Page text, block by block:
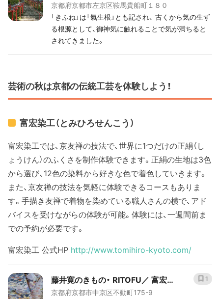
京都府京都市左京区鞍馬貴船町１８０
「きふね」は「氣生根」とも記され、 古くから気の生ず
る根源として、御神気に触れることで気が満ちると
されてきました。
芸術の秋は京都の伝統工芸を体験しよう！
富宏染工（とみひろせんこう）
富宏染工では、京友禅の技法で、世界に1つだけの正絹（し
ょうけん）のふくさを制作体験できます。正絹の生地は3色
から選び、12色の染料から好きな色で着色していきます。
また、京友禅の技法を気軽に体験できるコースもありま
す。手描き友禅で着物を染めている職人さんの横で、アド
バイスを受けながらの体験が可能。体験には、一週間前ま
での予約が必要です。
富宏染工 公式HP http://www.tomihiro-kyoto.com/
藤井寛のきもの・ RITOFU／ 富宏染
工株式会社
京都府京都市中京区不動町175-9
1